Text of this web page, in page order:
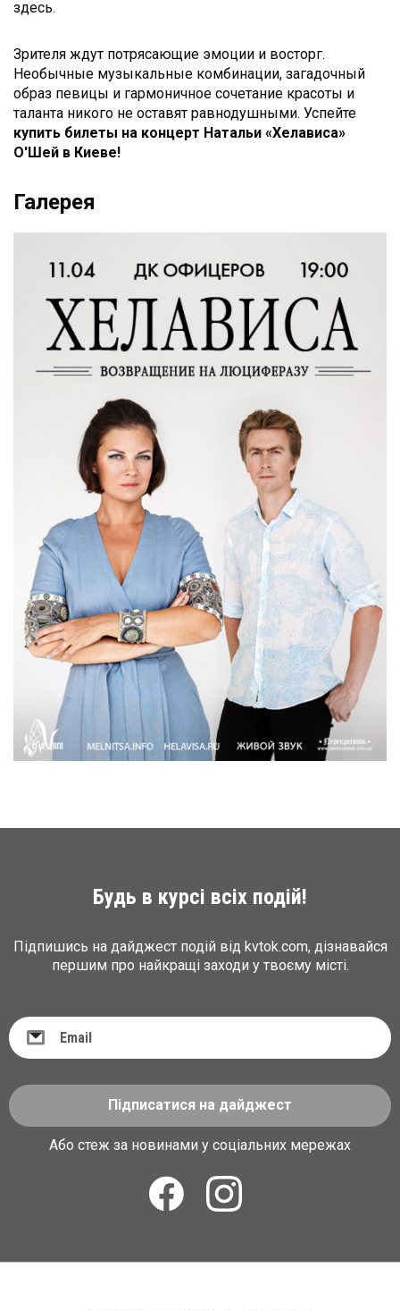
здесь.
Зрителя ждут потрясающие эмоции и восторг.
Необычные музыкальные комбинации, загадочный
образ певицы и гармоничное сочетание красоты и
таланта никого не оставят равнодушными. Успейте
купить билеты на концерт Натальи «Хелависа»
О'Шей в Киеве!
Галерея
Будь в курсі всіх подій!
Підпишись на дайджест подій від kvtok.com, дізнавайся
першим про найкращі заходи у твоєму місті.
Підписатися на дайджест
Або стеж за новинами у соціальних мережах